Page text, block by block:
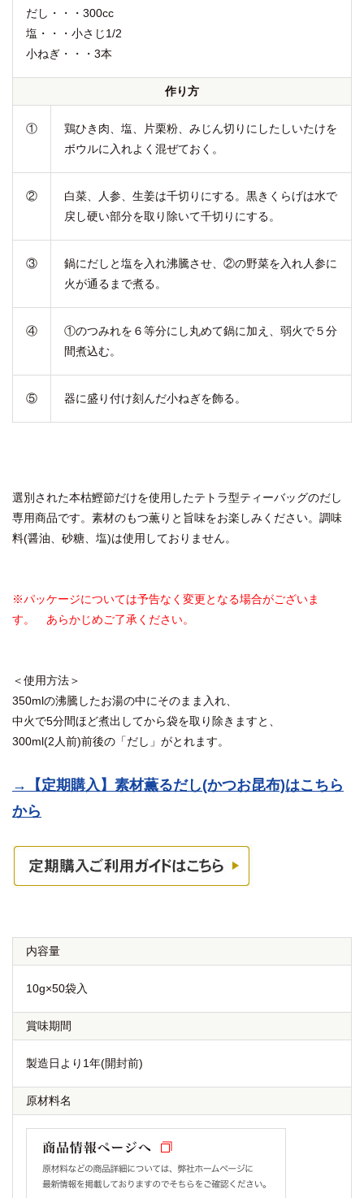
だし・・・300cc
塩・・・小さじ1/2
小ねぎ・・・3本
作り方
①
鶏ひき肉、塩、片栗粉、みじん切りにしたしいたけを
ボウルに入れよく混ぜておく。
②
白菜、人参、生姜は千切りにする。黒きくらげは水で
戻し硬い部分を取り除いて千切りにする。
③
鍋にだしと塩を入れ沸騰させ、②の野菜を入れ人参に
火が通るまで煮る。
④
①のつみれを６等分にし丸めて鍋に加え、弱火で５分
間煮込む。
⑤ 器に盛り付け刻んだ小ねぎを飾る。
選別された本枯鰹節だけを使用したテトラ型ティーバッグのだし
専用商品です。素材のもつ薫りと旨味をお楽しみください。調味
料(醤油、砂糖、塩)は使用しておりません。
※パッケージについては予告なく変更となる場合がございま
す。 あらかじめご了承ください。
＜使用方法＞
350mlの沸騰したお湯の中にそのまま入れ、
中火で5分間ほど煮出してから袋を取り除きますと、
300ml(2人前)前後の「だし」がとれます。
→【定期購入】素材薫るだし(かつお昆布)はこちら
から
内容量
10g×50袋入
賞味期間
製造日より1年(開封前)
原材料名